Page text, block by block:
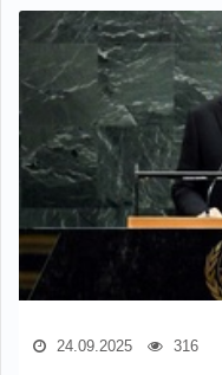
24.09.2025 316